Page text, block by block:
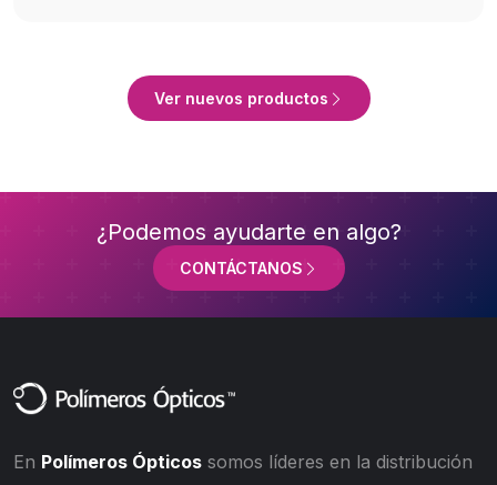
Ver nuevos productos
¿Podemos ayudarte en algo?
CONTÁCTANOS
En Polímeros Ópticos somos líderes en la distribución